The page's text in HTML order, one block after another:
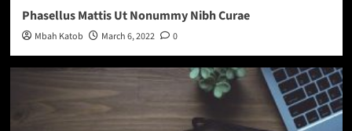
Phasellus Mattis Ut Nonummy Nibh Curae
Mbah Katob March 6, 2022 0